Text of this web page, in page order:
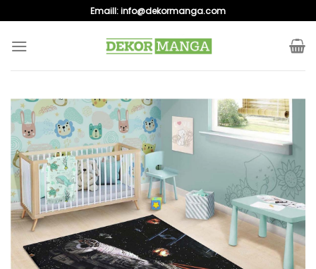
to
content
Emaill:info@dekormanga.com